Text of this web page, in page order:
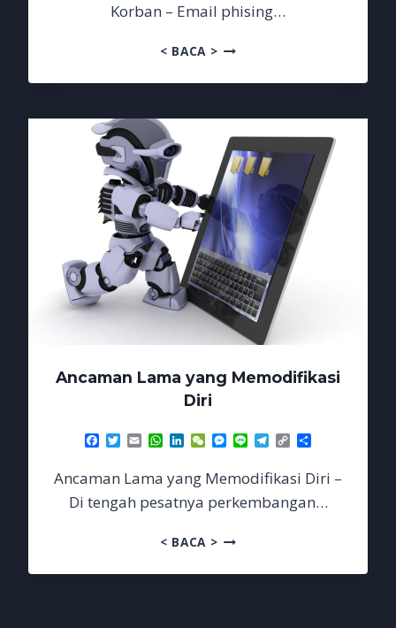
Korban – Email phising…
< BACA >EMAIL
MENGGILA
IKUT
JADI
KORBAN
Ancaman Lama yang Memodifikasi
Diri
Facebook
TwitterEmailWhatsApp
LinkedIn
WeChatMessenger
Line Telegram
Copy
Link
Ancaman Lama yang Memodifikasi Diri –
Di tengah pesatnya perkembangan…
< BACA >ANCAMAN
YANG